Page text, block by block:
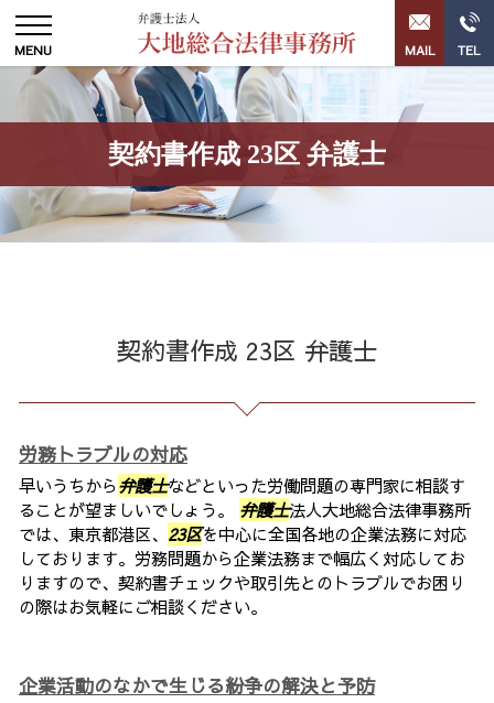
契約書作成 23区 弁護士
契約書作成 23区 弁護士
労務トラブルの対応
早いうちから弁護士などといった労働問題の専門家に相談す
ることが望ましいでしょう。 弁護士法人大地総合法律事務所
では、東京都港区、 23区を中心に全国各地の企業法務に対応
しております。労務問題から企業法務まで幅広く対応してお
りますので、契約書チェックや取引先とのトラブルでお困り
の際はお気軽にご相談ください。
企業活動のなかで生じる紛争の解決と予防